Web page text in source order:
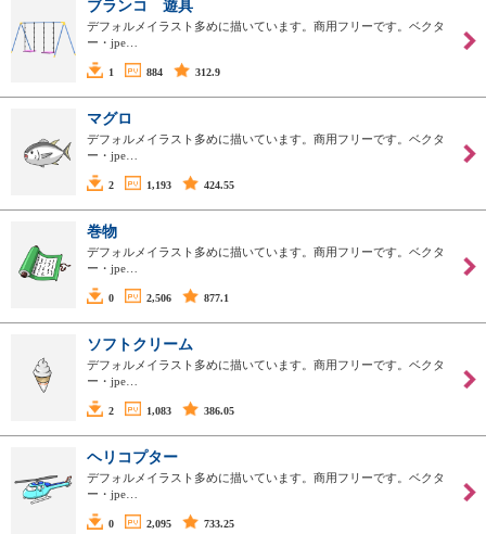
ブランコ 遊具
デフォルメイラスト多めに描いています。商用フリーです。ベクタ
ー・jpe…
1 884 312.9
マグロ
デフォルメイラスト多めに描いています。商用フリーです。ベクタ
ー・jpe…
2 1,193 424.55
巻物
デフォルメイラスト多めに描いています。商用フリーです。ベクタ
ー・jpe…
0 2,506 877.1
ソフトクリーム
デフォルメイラスト多めに描いています。商用フリーです。ベクタ
ー・jpe…
2 1,083 386.05
ヘリコプター
デフォルメイラスト多めに描いています。商用フリーです。ベクタ
ー・jpe…
0 2,095 733.25